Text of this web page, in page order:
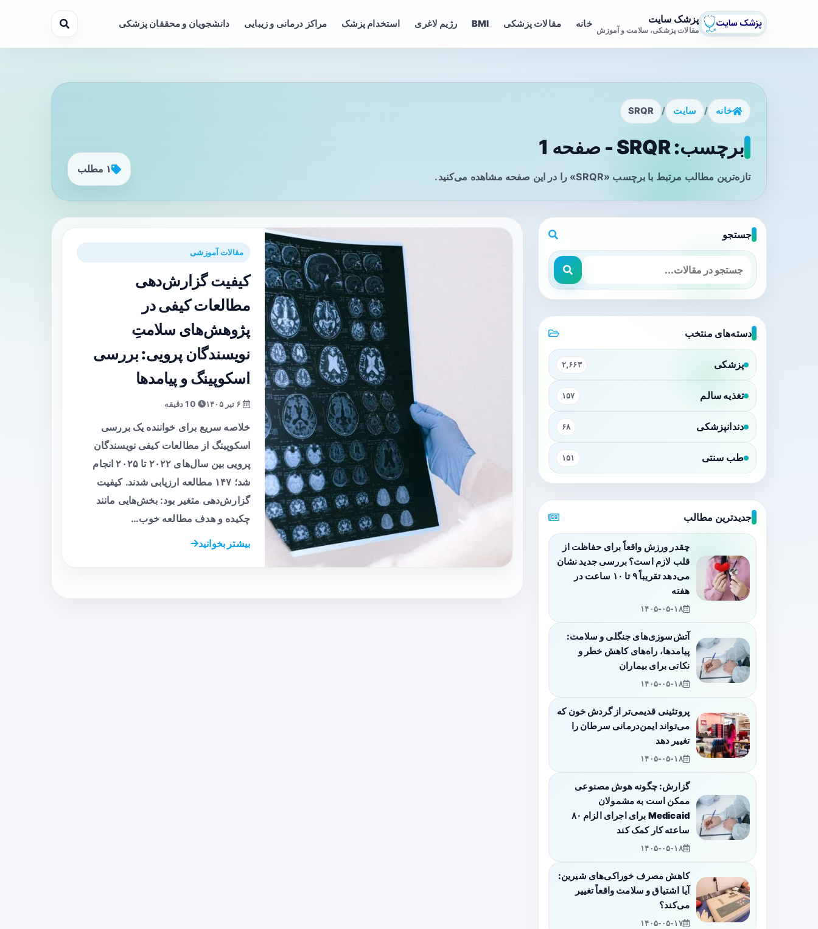
پزشک سایت
مقالات پزشکی، سلامت و آموزش
خانه مقالات پزشکی BMI رژیم لاغری استخدام پزشک مراکز درمانی و زیبایی دانشجویان و محققان پزشکی
خانه / سایت /
SRQR
برچسب: SRQR - صفحه 1
تازه‌ترین مطالب مرتبط با برچسب «SRQR» را در این صفحه مشاهده می‌کنید.
۱ مطلب
مقالات آموزشی
کیفیت گزارش‌دهی
مطالعات کیفی در
پژوهش‌های سلامتِ
نویسندگان پرویی: بررسی
اسکوپینگ و پیامدها
خلاصه سریع برای خواننده یک بررسی
اسکوپینگ از مطالعات کیفی نویسندگان
پرویی بین سال‌های ۲۰۲۲ تا ۲۰۲۵ انجام
شد؛ ۱۴۷ مطالعه ارزیابی شدند. کیفیت
گزارش‌دهی متغیر بود: بخش‌هایی مانند
چکیده و هدف مطالعه خوب…
بیشتر بخوانید
جستجو
دسته‌های منتخب
پزشکی ۲,۶۶۳
تغذیه سالم ۱۵۷
دندانپزشکی ۶۸
طب سنتی ۱۵۱
جدیدترین مطالب
چقدر ورزش واقعاً برای حفاظت از
قلب لازم است؟ بررسی جدید نشان
می‌دهد تقریباً ۹ تا ۱۰ ساعت در
هفته
۱۴۰۵-۰۵-۱۸
آتش‌سوزی‌های جنگلی و سلامت:
پیامدها، راه‌های کاهش خطر و
نکاتی برای بیماران
۱۴۰۵-۰۵-۱۸
پروتئینی قدیمی‌تر از گردش خون که
می‌تواند ایمن‌درمانی سرطان را
تغییر دهد
۱۴۰۵-۰۵-۱۸
گزارش: چگونه هوش مصنوعی
ممکن است به مشمولان
Medicaid برای اجرای الزام ۸۰
ساعته کار کمک کند
۱۴۰۵-۰۵-۱۸
کاهش مصرف خوراکی‌های شیرین:
آیا اشتیاق و سلامت واقعاً تغییر
می‌کند؟
۱۴۰۵-۰۵-۱۷